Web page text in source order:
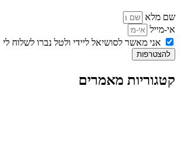
שם מלא
אי-מייל
אני מאשר לסושיאל ליידי ולטל נברו לשלוח לי
להצטרפות
קטגוריות מאמרים